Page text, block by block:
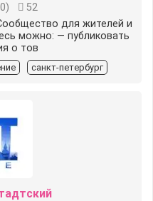
0)
52
для жителей и
можно: — публиковать
о тов
санкт-петербург